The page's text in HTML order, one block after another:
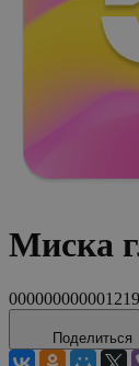
Миска
Поделиться